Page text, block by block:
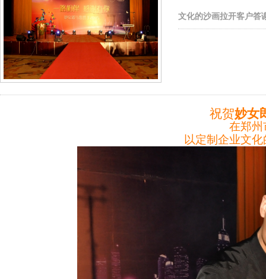
文化的沙画拉开客户答
祝贺妙女
在郑州
以定制企业文